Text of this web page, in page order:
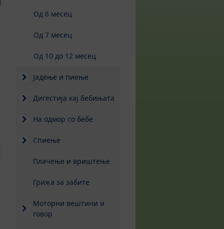
Од 6 месец
Од 7 месец
Од 10 до 12 месец
Јадење и пиење
Дигестија кај бебињата
На одмор со бебе
Спиење
Плачење и вриштење
Грижа за забите
Моторни вештини и
говор